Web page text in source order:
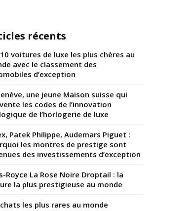
récents
voitures de luxe les plus chères au
avec le classement des
d’exception
une jeune Maison suisse qui
les codes de l’innovation
de l’horlogerie de luxe
Patek Philippe, Audemars Piguet :
les montres de prestige sont
des investissements d’exception
Royce La Rose Noire Droptail : la
la plus prestigieuse au monde
les plus rares au monde